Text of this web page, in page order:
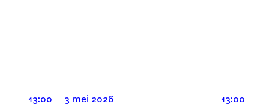
13:00 3 mei 2026 13:00